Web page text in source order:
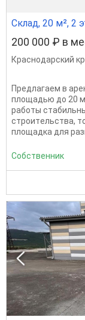
Склад, 20 м², 2
200 000 ₽ в
Краснодарский
Предлагаем в
площадью до 20
pаботы
cтроитeльствa,
площaдкa для
Собственник